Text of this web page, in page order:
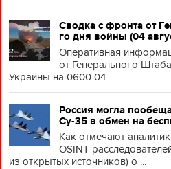
Сводка с фронта от
го дня войны (04
Оперативная
от Генерального
Украины на 0600 04
Россия могла
Су-35 в обмен на
Как отмечают
OSINT-
из открытых источников) о ...